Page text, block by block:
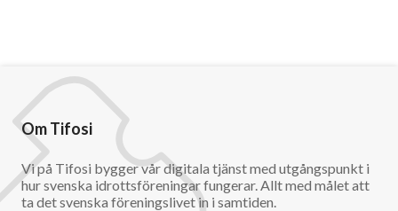
Om Tifosi
Vi på Tifosi bygger vår digitala tjänst med utgångspunkt i
hur svenska idrottsföreningar fungerar. Allt med målet att
ta det svenska föreningslivet in i samtiden.